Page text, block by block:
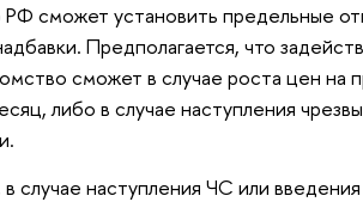
сможет установить предельные
Предполагается, что
сможет в случае роста цен на
либо в случае наступления
случае наступления ЧС или